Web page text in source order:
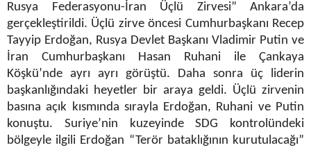
Rusya Federasyonu-İran Üçlü Zirvesi” Ankara’da
gerçekleştirildi. Üçlü zirve öncesi Cumhurbaşkanı Recep
Tayyip Erdoğan, Rusya Devlet Başkanı Vladimir Putin ve
İran Cumhurbaşkanı Hasan Ruhani ile Çankaya
Köşkü’nde ayrı ayrı görüştü. Daha sonra üç liderin
başkanlığındaki heyetler bir araya geldi. Üçlü zirvenin
basına açık kısmında sırayla Erdoğan, Ruhani ve Putin
konuştu. Suriye’nin kuzeyinde SDG kontrolündeki
bölgeyle ilgili Erdoğan “Terör bataklığının kurutulacağı”